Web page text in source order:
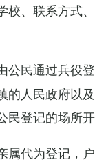
、联系方式
民通过兵役
人民政府以
登记的场所开
代为登记，